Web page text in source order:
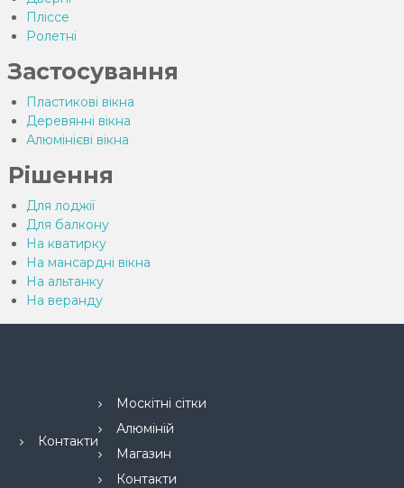
Пліссе
Ролетні
Застосування
Пластикові вікна
Деревянні вікна
Алюмінієві вікна
Рішення
Для лоджії
Для балкону
На кватирку
На мансардні вікна
На альтанку
На веранду
Контакти
Москітні сітки
Алюміній
Магазин
Контакти